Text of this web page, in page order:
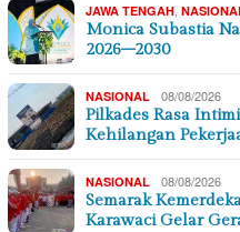
JAWA TENGAH,
Monica Subastia
2026–2030
NASIONAL 08/08/2026
Pilkades Rasa
Kehilangan
NASIONAL 08/08/2026
Semarak
Karawaci Gelar